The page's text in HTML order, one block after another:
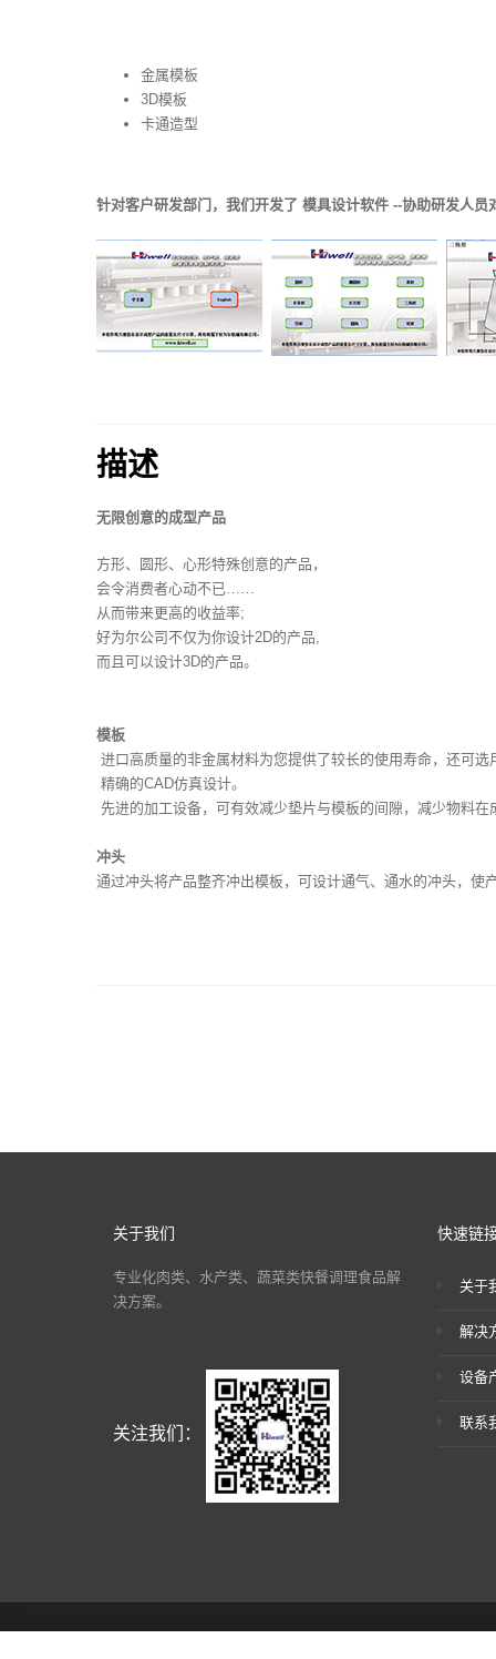
金属模板
3D模板
卡通造型
针对客户研发部门，我们开发了 模具设计软件 --协助研发人
描述
无限创意的成型产品
方形、圆形、心形特殊创意的产品，
会令消费者心动不已……
从而带来更高的收益率;
好为尔公司不仅为你设计2D的产品,
而且可以设计3D的产品。
模板
进口高质量的非金属材料为您提供了较长的使用寿命，还可选
精确的CAD仿真设计。
先进的加工设备，可有效减少垫片与模板的间隙，减少物料在
冲头
通过冲头将产品整齐冲出模板，可设计通气、通水的冲头，使
关于我们
专业化肉类、水产类、蔬菜类快餐调理食品解
决方案。
关注我们：
快速链
关于
解决
设备
联系